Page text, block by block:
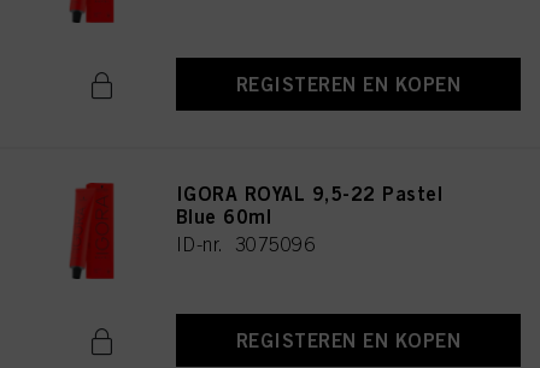
REGISTEREN EN KOPEN
IGORA ROYAL 9,5-22 Pastel
Blue 60ml
ID-nr. 3075096
REGISTEREN EN KOPEN